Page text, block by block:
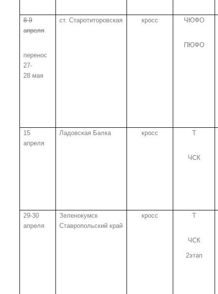
8-9
апреля
перенос
27-
28 мая
ст. Старотиторовская кросс ЧЮФО
ПЮФО
15
апреля
Ладовская Балка кросс Т
ЧСК
29-30
апреля
Зеленокумск
Ставропольский край
кросс Т
ЧСК
2этап